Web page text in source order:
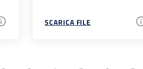
SCARICA FILE